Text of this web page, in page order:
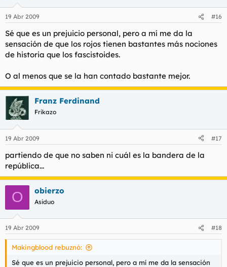
19 Abr 2009 #16
Sé que es un prejuicio personal, pero a mí me da la
sensación de que los rojos tienen bastantes más nociones
de historia que los fascistoides.
O al menos que se la han contado bastante mejor.
Franz Ferdinand
Frikazo
19 Abr 2009 #17
partiendo de que no saben ni cuál es la bandera de la
república...
O obierzo
Asiduo
19 Abr 2009 #18
Makingblood rebuznó:
Sé que es un prejuicio personal, pero a mí me da la sensación